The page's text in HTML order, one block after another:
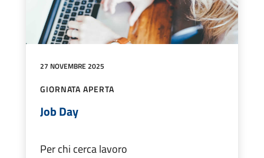
27 NOVEMBRE 2025
GIORNATA APERTA
Job Day
Per chi cerca lavoro